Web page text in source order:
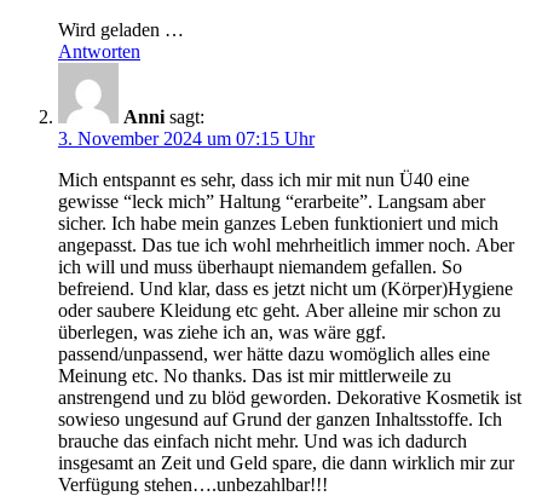
Wird geladen …
Antworten
Anni sagt:
3. November 2024 um 07:15 Uhr
Mich entspannt es sehr, dass ich mir mit nun Ü40 eine
gewisse “leck mich” Haltung “erarbeite”. Langsam aber
sicher. Ich habe mein ganzes Leben funktioniert und mich
angepasst. Das tue ich wohl mehrheitlich immer noch. Aber
ich will und muss überhaupt niemandem gefallen. So
befreiend. Und klar, dass es jetzt nicht um (Körper)Hygiene
oder saubere Kleidung etc geht. Aber alleine mir schon zu
überlegen, was ziehe ich an, was wäre ggf.
passend/unpassend, wer hätte dazu womöglich alles eine
Meinung etc. No thanks. Das ist mir mittlerweile zu
anstrengend und zu blöd geworden. Dekorative Kosmetik ist
sowieso ungesund auf Grund der ganzen Inhaltsstoffe. Ich
brauche das einfach nicht mehr. Und was ich dadurch
insgesamt an Zeit und Geld spare, die dann wirklich mir zur
Verfügung stehen….unbezahlbar!!!